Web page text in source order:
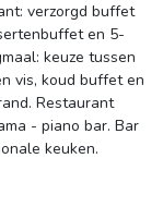
verzorgd buffet
en 5-
keuze tussen
vis, koud buffet en
Restaurant
- piano bar. Bar
keuken.